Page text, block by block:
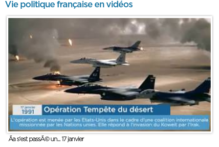
Vie politique française en vidéos
Ãa s'est passÃ© un... 17 janvier